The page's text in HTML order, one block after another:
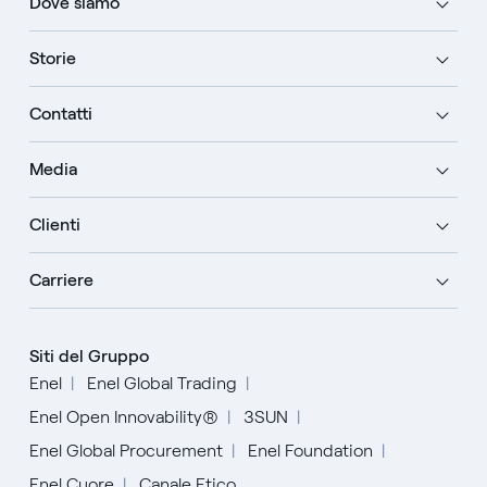
Storie
Contatti
Media
Clienti
Carriere
Siti del Gruppo
Enel
Enel Global Trading
Enel Open Innovability®
3SUN
Enel Global Procurement
Enel Foundation